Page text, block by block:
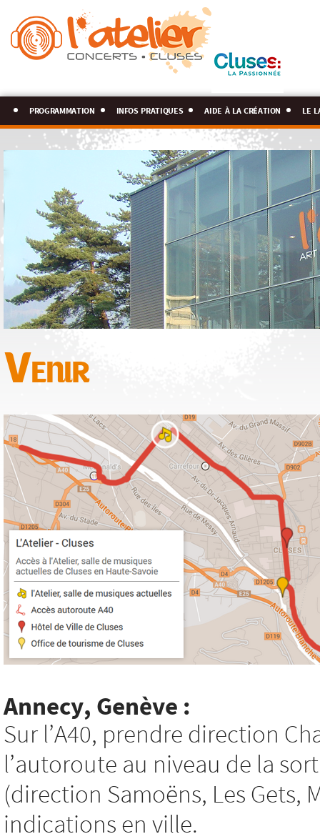
programmation infos pratiques aide à la création le
Venir
Annecy, Genève :
Sur l’A40, prendre direction
l’autoroute au niveau de la
(direction Samoëns, Les Gets,
indications en ville.